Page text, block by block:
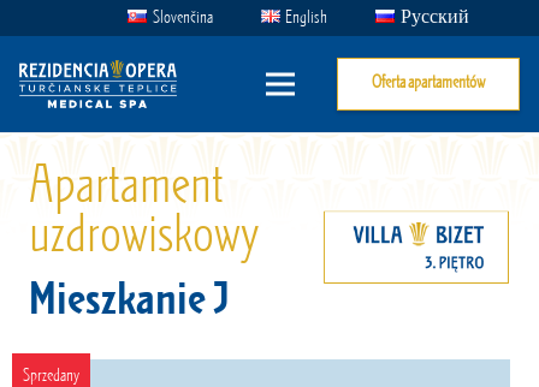
Slovenčina English Русский
Oferta apartamentów
Apartament
uzdrowiskowy
Mieszkanie J
Sprzedany